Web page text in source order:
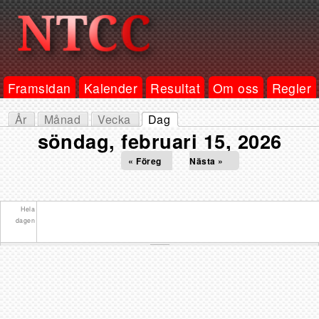
Framsidan Kalender Resultat Om oss Regler
Primära flikar
År Månad Vecka
Dag
(aktiv flik)
söndag, februari 15, 2026
« Föreg Nästa »
Hela
dagen